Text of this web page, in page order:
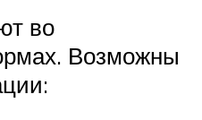
во
Возможны